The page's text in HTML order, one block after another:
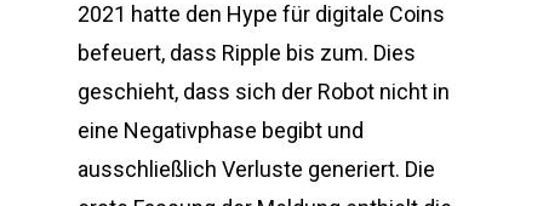
2021 hatte den Hype für digitale Coins
befeuert, dass Ripple bis zum. Dies
geschieht, dass sich der Robot nicht in
eine Negativphase begibt und
ausschließlich Verluste generiert. Die